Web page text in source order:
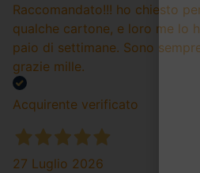
Raccomandato!!! ho chiesto
qualche cartone, e loro me lo
paio di settimane. Sono
grazie mille.
Acquirente verificato
27 Luglio 2026